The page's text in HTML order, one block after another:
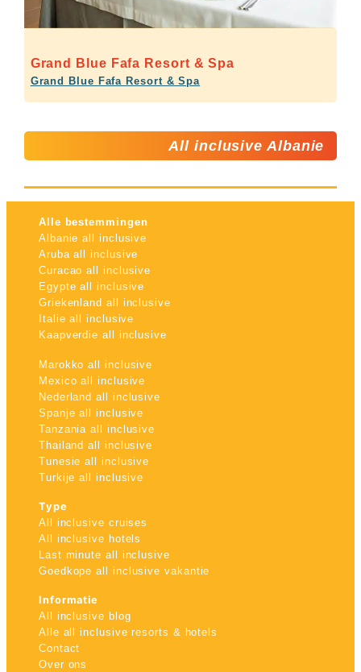
Grand Blue Fafa Resort & Spa
Grand Blue Fafa Resort & Spa
All inclusive Albanie
Alle bestemmingen
Albanie all inclusive
Aruba all inclusive
Curacao all inclusive
Egypte all inclusive
Griekenland all inclusive
Italie all inclusive
Kaapverdie all inclusive
Marokko all inclusive
Mexico all inclusive
Nederland all inclusive
Spanje all inclusive
Tanzania all inclusive
Thailand all inclusive
Tunesie all inclusive
Turkije all inclusive
Type
All inclusive cruises
All inclusive hotels
Last minute all inclusive
Goedkope all inclusive vakantie
Informatie
All inclusive blog
Alle all inclusive resorts & hotels
Contact
Over ons